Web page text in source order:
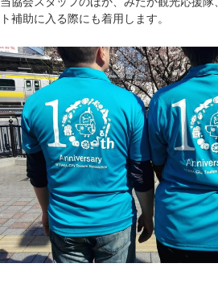
ト補助に入る際にも着用します。